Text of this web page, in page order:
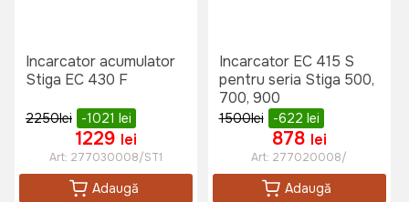
Incarcator acumulator
Stiga EC 430 F
2250lei -1021 lei
1229 lei
Art: 277030008/ST1
Adaugă
Incarcator EC 415 S
pentru seria Stiga 500,
700, 900
1500lei -622 lei
878 lei
Art: 277020008/
Adaugă